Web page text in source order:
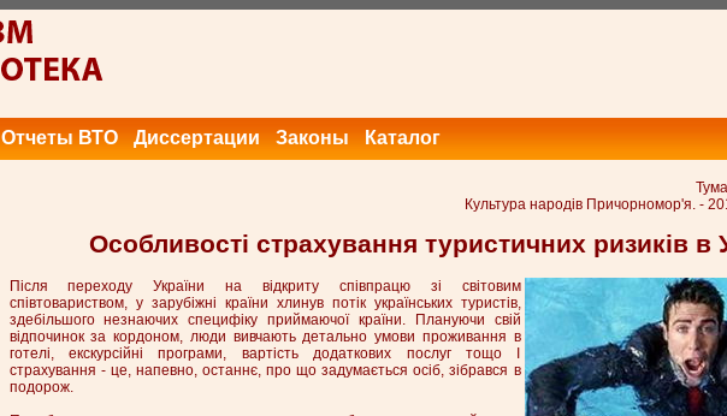
Отчеты ВТО Диссертации Законы Каталог
Культура народів Причорномор'я. -
Особливості страхування туристичних ризиків в
Після переходу України на відкриту співпрацю зі світовим
співтовариством, у зарубіжні країни хлинув потік українських туристів,
здебільшого незнаючих специфіку приймаючої країни. Плануючи свій
відпочинок за кордоном, люди вивчають детально умови проживання в
готелі, екскурсійні програми, вартість додаткових послуг тощо І
страхування - це, напевно, останнє, про що задумається осіб, зібрався в
подорож.